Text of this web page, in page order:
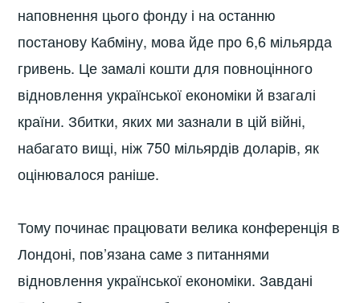
наповнення цього фонду і на останню
постанову Кабміну, мова йде про 6,6 мільярда
гривень. Це замалі кошти для повноцінного
відновлення української економіки й взагалі
країни. Збитки, яких ми зазнали в цій війні,
набагато вищі, ніж 750 мільярдів доларів, як
оцінювалося раніше.
Тому починає працювати велика конференція в
Лондоні, пов’язана саме з питаннями
відновлення української економіки. Завдані